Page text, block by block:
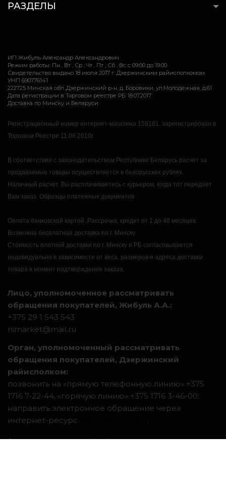
РАЗДЕЛЫ
ИП Жибуль Александр Александрович
Режим работы: Пн , Вт , Ср , Чт , Пт , Сб , Вс c 09:00 до 19:00
Свидетельство выдано 18 июля 2017 г. Дзержинским райисполкомом
УНП 690776141
222725 Минская обл.,Дзержинский р-н, д. Боровики, ул.Молодежная, д.61
Дата регистрации в Торговом реестре РБ: 18.07.2017
Доставка по Минску и Беларуси
Регистрационный номер интернет-магазина 159181, зарегистрирован в
Торговом Реестре 11.06.2010г.
В соответствии с законодательством Республики Беларусь расчет за
продаваемые товары осуществляется в белорусских рублях.
Наличный расчет. Вы расплачиваетесь с курьером, когда тот передает
Вам заказ. Образцы платежных документов
Оплата банковской картой. Рассрочка, кредит от 1 до 48 месяцев.
Возможна бесплатная доставка по г. Минску.
Стоимость платной доставки по г. Минску и РБ согласовывается
индивидуально в зависимости от веса, размеров и адреса доставки
товара в момент подтверждения заказа.
Лицо, уполномоченное рассматривать
обращения покупателей, Жибуль А.А.:
+375 29 1 543 543
rsmarket@mail.ru
Орган, уполномоченный рассматривать
обращения покупателей, Дзержинский
райисполком:
позвонить на «прямую телефонную линию» +375
1716 7-22-44, «горячую линию» +375 1716 3-46-00;
направить электронное обращение через
интернет-ресурс
.
Система интернет-магазинов beseller